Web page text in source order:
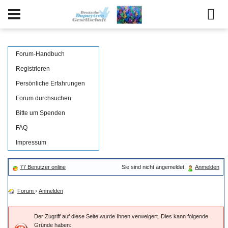
Forum-Handbuch
Registrieren
Persönliche Erfahrungen
Forum durchsuchen
Bitte um Spenden
FAQ
Impressum
77 Benutzer online Sie sind nicht angemeldet. Anmelden
Forum › Anmelden
Der Zugriff auf diese Seite wurde Ihnen verweigert. Dies kann folgende
Gründe haben: